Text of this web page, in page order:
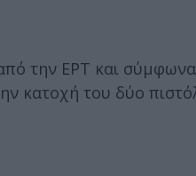
την ΕΡΤ και
κατοχή του δύο